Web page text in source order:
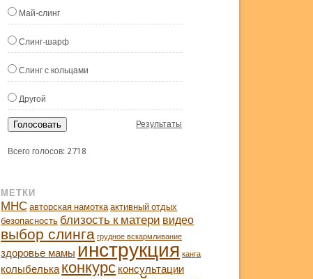
Май-слинг
Слинг-шарф
Слинг с кольцами
Другой
Голосовать Результаты
Всего голосов: 2718
МЕТКИ
МНС авторская намотка активный отдых
безопасность близость к матери видео
выбор слинга грудное вскармливание
здоровье мамы инструкция канга
колыбелька конкурс консультации